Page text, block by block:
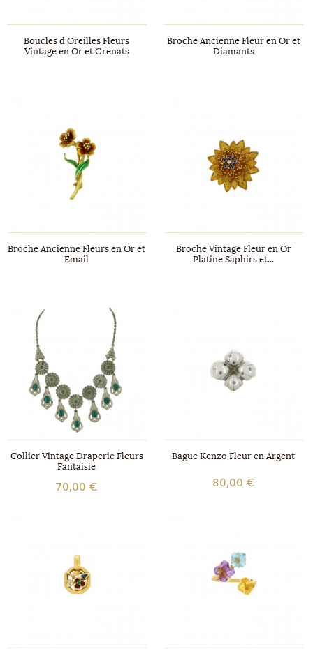
Boucles d'Oreilles Fleurs
Vintage en Or et Grenats
Broche Ancienne Fleur en Or et
Diamants
Broche Ancienne Fleurs en Or et
Email
Broche Vintage Fleur en Or
Platine Saphirs et...
Collier Vintage Draperie Fleurs
Fantaisie
70,00 €
Bague Kenzo Fleur en Argent
80,00 €